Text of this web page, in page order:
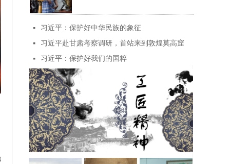
员，中国艺术研究院中国画院研究员，中
国美协会员 ，中国画学会理事，澳门科技
大学人文艺术学院博士生导师，法国鲁拉
德骑士团成员，于文江工作室导师。
넷 习近平：保护好中华民族的象征
넷 习近平赴甘肃考察调研，首站来到敦煌莫高窟
넷 习近平：保护好我们的国粹